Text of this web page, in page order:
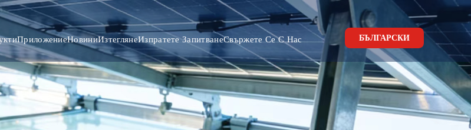
ПриложениеНовиниИзтеглянеИзпратете ЗапитванеСвържете Се С Нас БЪЛГАРСКИ